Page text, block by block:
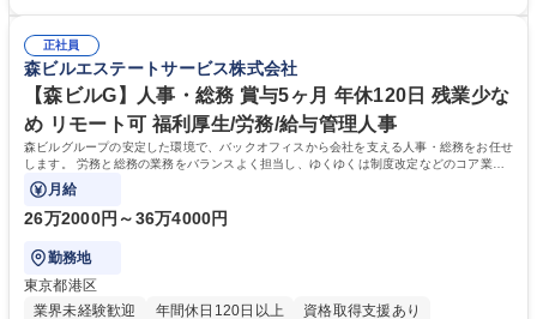
年休120日/デスクワーク中心で残業少なめ
整、資料作成、当日の運営サポート 学歴・資格 学歴：大学院 大学 語学
力： 資格：
正社員
森ビルエステートサービス株式会社
【森ビルG】人事・総務 賞与5ヶ月 年休120日 残業少な
め リモート可 福利厚生/労務/給与管理人事
森ビルグループの安定した環境で、バックオフィスから会社を支える人事・総務をお任せ
します。 労務と総務の業務をバランスよく担当し、ゆくゆくは制度改定などのコア業務
にも挑戦できる、やりがいある環境です。
月給
26万2000円～36万4000円
勤務地
東京都港区
業界未経験歓迎
年間休日120日以上
資格取得支援あり